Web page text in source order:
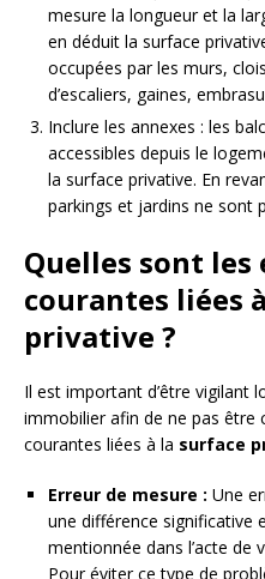
mesure la longueur et la
en déduit la surface
occupées par les murs,
d’escaliers, gaines,
Inclure les annexes : les
accessibles depuis le
la surface privative. En
parkings et jardins ne sont
Quelles sont les
courantes liées
privative ?
Il est important d’être vigilant
immobilier afin de ne pas être
courantes liées à la surface
Erreur de mesure : Une
une différence significative
mentionnée dans l’acte de
Pour éviter ce type de